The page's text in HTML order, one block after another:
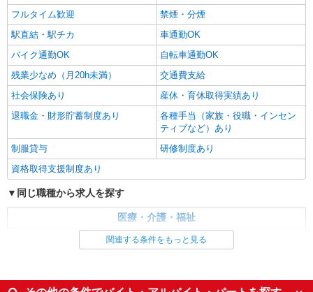
フルタイム歓迎
禁煙・分煙
駅直結・駅チカ
車通勤OK
バイク通勤OK
自転車通勤OK
残業少なめ（月20h未満）
交通費支給
社会保険あり
産休・育休取得実績あり
退職金・財形貯蓄制度あり
各種手当（家族・役職・インセン
ティブなど）あり
制服貸与
研修制度あり
資格取得支援制度あり
同じ職種から求人を探す
医療・介護・福祉
看護師・保健師・看護助手・助産師
未経験歓迎
ミドル（40代～）活躍中
関連する条件をもっと見る